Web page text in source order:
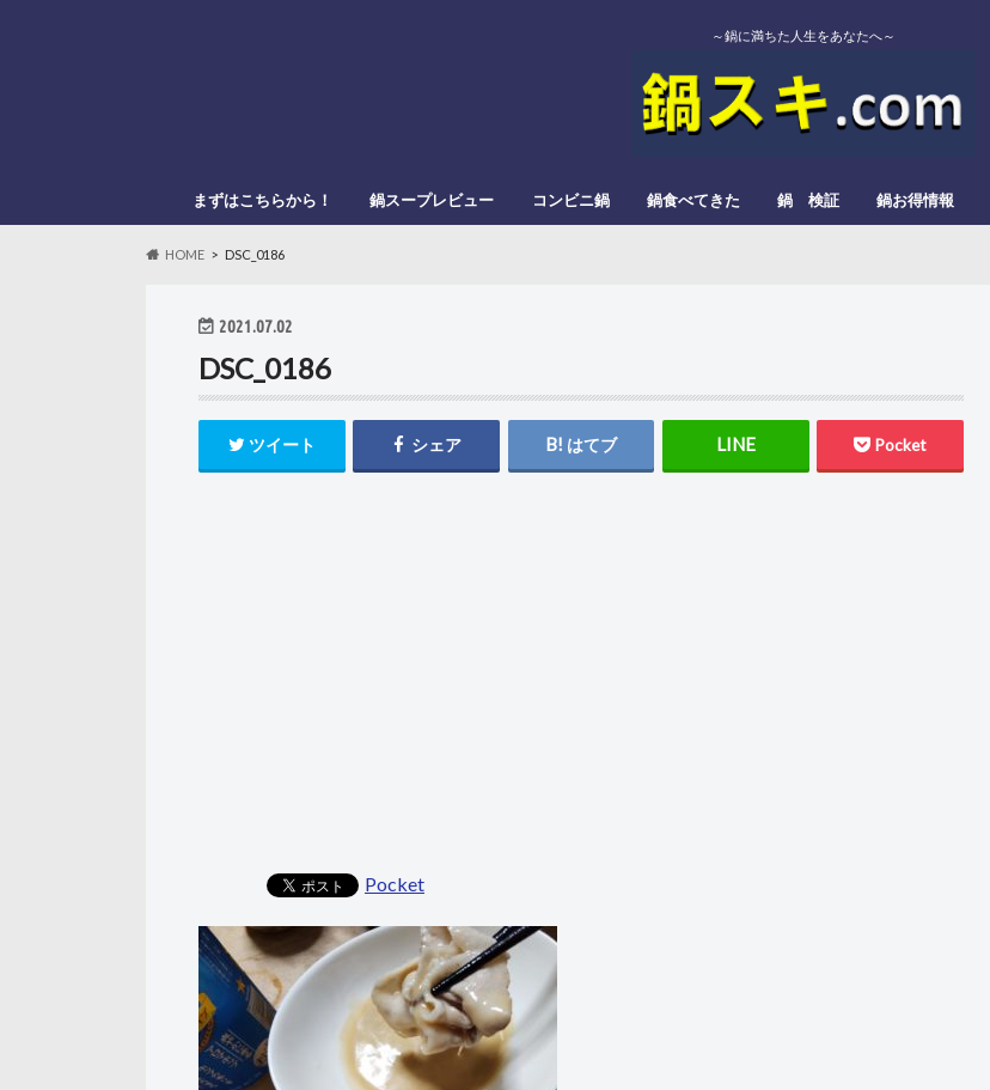
～鍋に満ちた人生をあなたへ～
まずはこちらから！ 鍋スープレビュー コンビニ鍋 鍋食べてきた 鍋 検証 鍋お得情報
HOME DSC_0186
2021.07.02
DSC_0186
ツイート シェア はてブ Pocket
Pocket